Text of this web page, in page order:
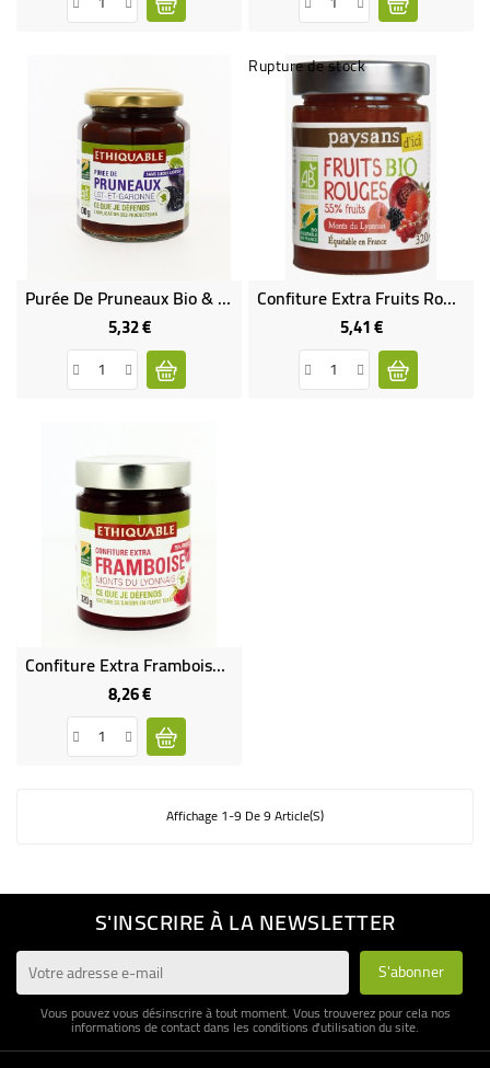
Purée De Pruneaux Bio & Équitable
5,32 €Prix
Rupture de stock
Confiture Extra Fruits Rouges Bio & Équitable
5,41 €Prix
Confiture Extra Framboise Bio & Équitable
8,26 €Prix
Affichage 1-9 De 9 Article(s)
S'INSCRIRE À LA NEWSLETTER
Vous pouvez vous désinscrire à tout moment. Vous trouverez pour cela nos
informations de contact dans les conditions d'utilisation du site.